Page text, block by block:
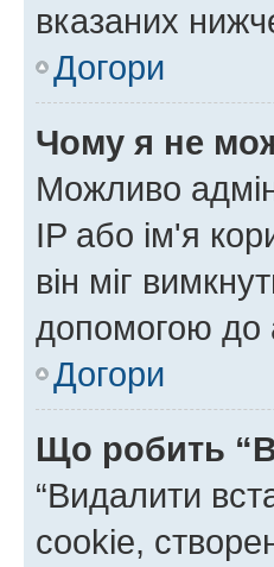
вказаних
Догори
Чому я не
Можливо
IP або ім'я
він міг
допомогою до
Догори
Що робить
“Видалити
cookie,